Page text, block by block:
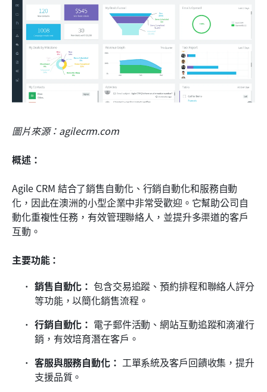
圖片來源：agilecrm.com
概述：
Agile CRM 結合了銷售自動化、行銷自動化和服務自動
化，因此在澳洲的小型企業中非常受歡迎。它幫助公司自
動化重複性任務，有效管理聯絡人，並提升多渠道的客戶
互動。
主要功能：
銷售自動化： 包含交易追蹤、預約排程和聯絡人評分
等功能，以簡化銷售流程。
行銷自動化： 電子郵件活動、網站互動追蹤和滴灌行
銷，有效培育潛在客戶。
客服與服務自動化： 工單系統及客戶回饋收集，提升
支援品質。